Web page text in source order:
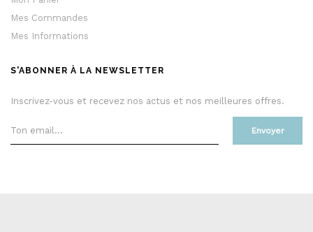
Mes Commandes
Mes Informations
S'ABONNER À LA NEWSLETTER
Inscrivez-vous et recevez nos actus et nos meilleures offres.
Envoyer